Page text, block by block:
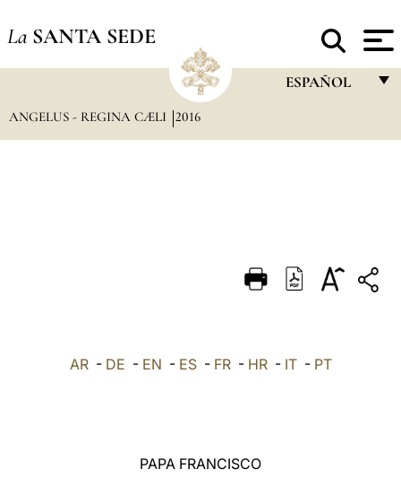
La SANTA SEDE
ESPAÑOL
DEUTSCH
العربيّة
ANGELUS - REGINA CÆLI 2016
AR- DE - EN - ES- FR- HR- IT- PT
PAPA FRANCISCO